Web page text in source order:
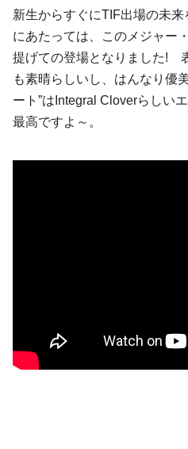
新生からすぐにTIF出場の未来
にあたっては、このメジャー
提げての登場となりました!
も素晴らしいし、はんなり優
ート”は Integral Cloverらしい
最高ですよ～。